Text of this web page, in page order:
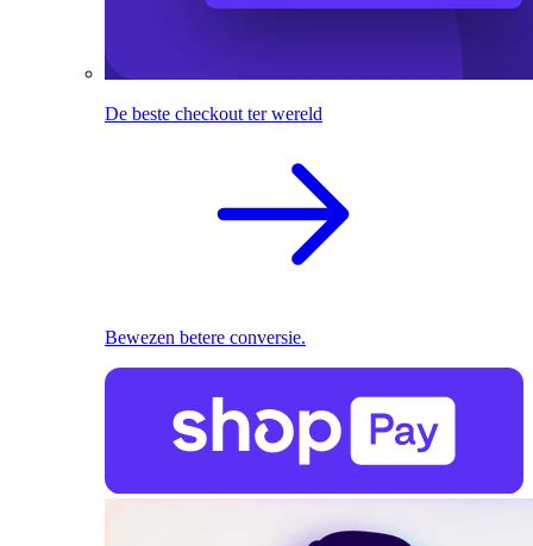
De beste checkout ter wereld
Bewezen betere conversie.